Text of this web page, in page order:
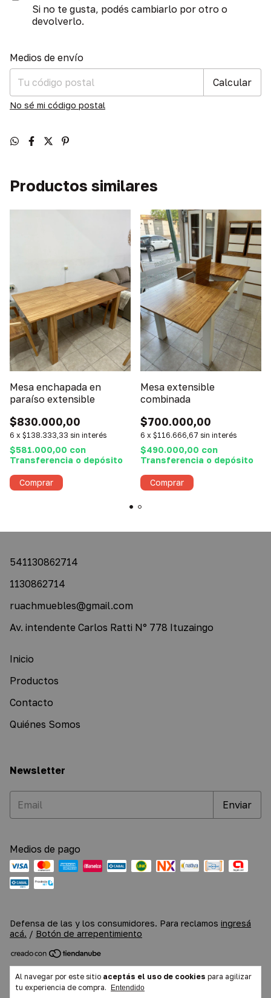
Al navegar por este sitio aceptás el uso de cookies para agilizar
tu experiencia de compra.
Entendido
Si no te gusta, podés cambiarlo por otro o
devolverlo.
Entregas para el CP:
Medios de envío
Calcular
No sé mi código postal
Productos similares
Mesa enchapada en
paraíso extensible
$830.000,00
6 x $138.333,33 sin interés
$581.000,00 con
Transferencia o depósito
Comprar
Mesa extensible
combinada
$700.000,00
6 x $116.666,67 sin interés
$490.000,00 con
Transferencia o depósito
Comprar
541130862714
1130862714
ruachmuebles@gmail.com
Av. intendente Carlos Ratti N° 778 Ituzaingo
Inicio
Productos
Contacto
Quiénes Somos
Newsletter
Medios de pago
Defensa de las y los consumidores. Para reclamos ingresá
acá. / Botón de arrepentimiento
Copyright Ruach Muebles - 20383199418 - 2026. Todos los
derechos reservados.